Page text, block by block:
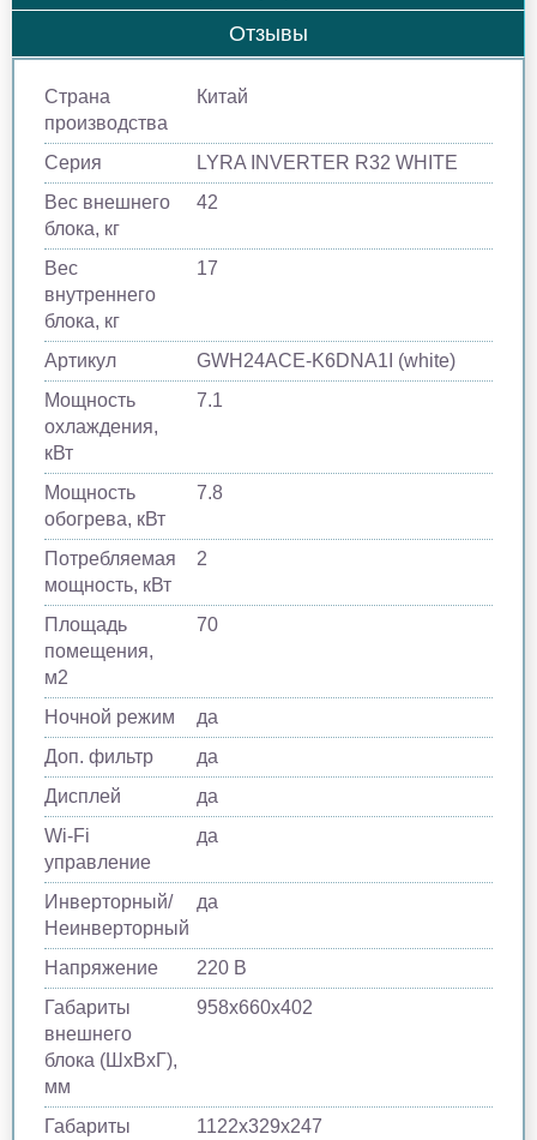
Отзывы
Страна
производства
Китай
Серия
LYRA INVERTER R32 WHITE
Вес внешнего
блока, кг
42
Вес
внутреннего
блока, кг
17
Артикул
GWH24ACE-K6DNA1I (white)
Мощность
охлаждения,
кВт
7.1
Мощность
обогрева, кВт
7.8
Потребляемая
мощность, кВт
2
Площадь
помещения,
м2
70
Ночной режим
да
Доп. фильтр
да
Дисплей
да
Wi-Fi
управление
да
Инверторный/
Неинверторный
да
Напряжение
220 В
Габариты
внешнего
блока (ШхВхГ),
мм
958х660х402
Габариты
1122х329х247